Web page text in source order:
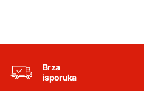
Brza
isporuka